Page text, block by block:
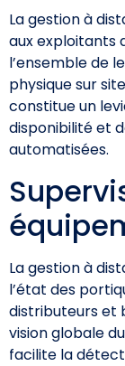
La gestion à
aux exploitants
l’ensemble de
physique sur
constitue un
disponibilité et
automatisées.
La gestion à
l’état des
distributeurs et
vision globale
facilite la